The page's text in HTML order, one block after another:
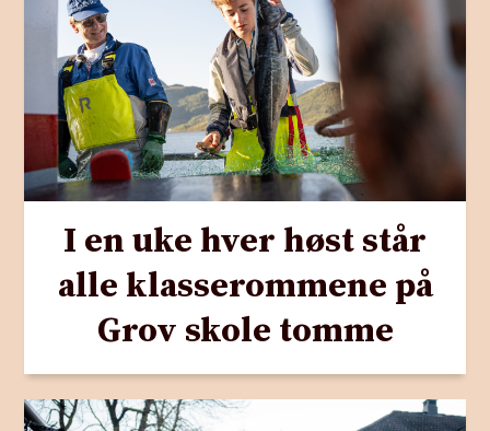
I en uke hver høst står
alle klasserommene på
Grov skole tomme